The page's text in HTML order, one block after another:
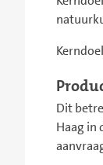
Dit
Haag in